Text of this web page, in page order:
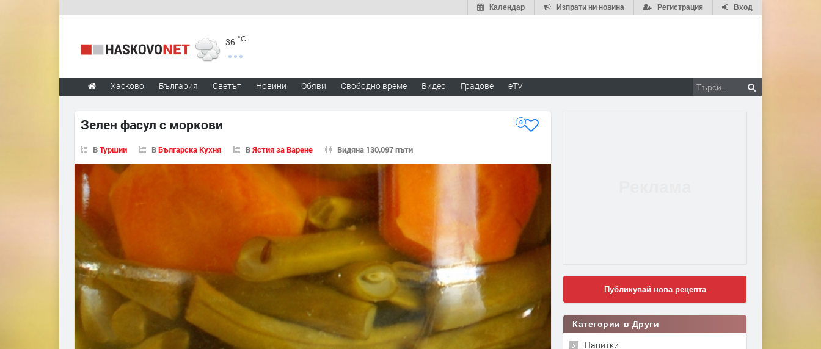
Вход
Регистрация
Изпрати ни новина
Календар
36 °C
Хасково България Светът Новини Обяви Свободно време Видео Градове eTV
Зелен фасул с моркови 0
ВТуршии ВБългарска Кухня ВЯстия за Варене Видяна 130,097 пъти
Публикувай нова рецепта
Категории в Други
Напитки